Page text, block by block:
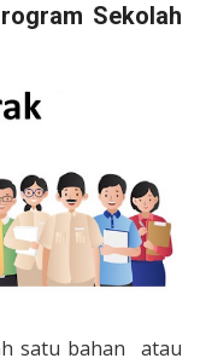
Sekolah
satu bahan atau